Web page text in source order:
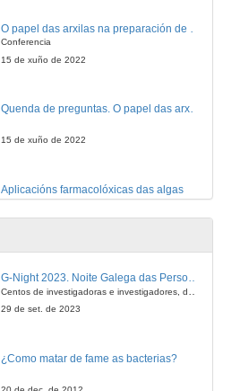
Conferencia
15 de xuño de 2022
Quenda de preguntas. O papel das arxilas na preparación de mesturas con auga de mar para aplicacións de talasoterapia
15 de xuño de 2022
Aplicacións farmacolóxicas das algas
Conferencia
15 de xuño de 2022
Conference
G-Night 2023. Noite Galega das Persoas Investigadoras. Conciencias creativas
29 de set. de 2023
¿Como matar de fame as bacterias?